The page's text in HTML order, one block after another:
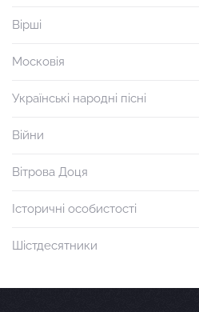
Вірші
Московія
Українські народні пісні
Війни
Вітрова Доця
Історичні особистості
Шістдесятники